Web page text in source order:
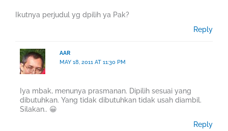
Ikutnya perjudul yg dpilih ya Pak?
Reply
AAR
MAY 18, 2011 AT 11:30 PM
Iya mbak, menunya prasmanan. Dipilih sesuai yang
dibutuhkan. Yang tidak dibutuhkan tidak usah diambil.
Silakan.. 😀
Reply